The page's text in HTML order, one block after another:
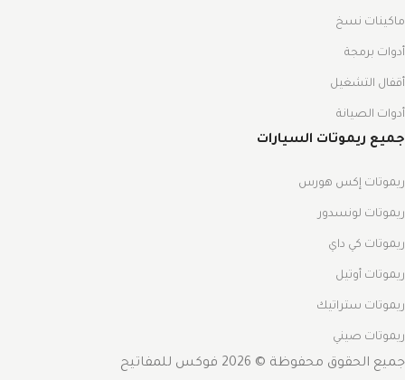
ماكينات نسخ
أدوات برمجة
أقفال التشغيل
أدوات الصيانة
جميع ريموتات السيارات
ريموتات إكس هورس
ريموتات لونسدور
ريموتات كي داي
ريموتات أوتيل
ريموتات ستراتيك
ريموتات صيني
جميع الحقوق محفوظة © 2026 فوكس للمفاتيح